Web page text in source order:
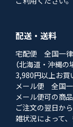
配送・送料
宅配便 全国一
（北海道・沖縄の
3,980円以上お買
メール便 全国
メール便可の商
ご注文の翌日か
雑状況によって